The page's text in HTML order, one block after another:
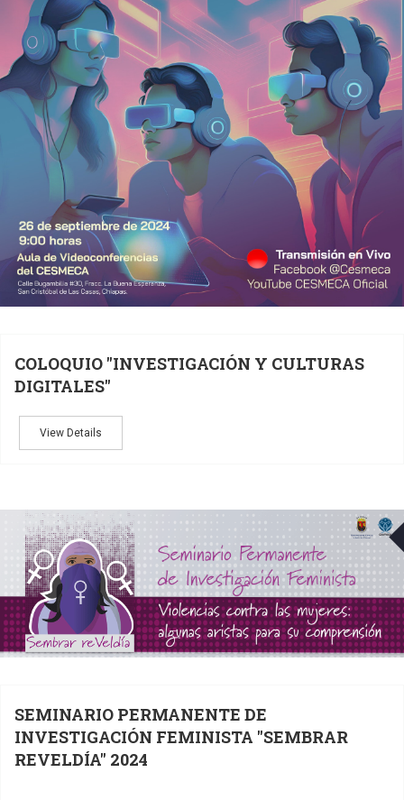
COLOQUIO "INVESTIGACIÓN Y CULTURAS
DIGITALES"
View Details
SEMINARIO PERMANENTE DE
INVESTIGACIÓN FEMINISTA "SEMBRAR
REVELDÍA" 2024